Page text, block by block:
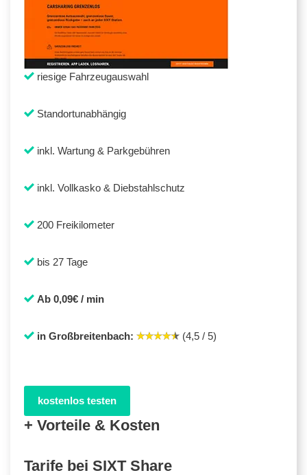
riesige Fahrzeugauswahl
Standortunabhängig
inkl. Wartung & Parkgebühren
inkl. Vollkasko & Diebstahlschutz
200 Freikilometer
bis 27 Tage
Ab 0,09€ / min
in Großbreitenbach: (4,5 / 5)
kostenlos testen
+ Vorteile & Kosten
Tarife bei SIXT Share